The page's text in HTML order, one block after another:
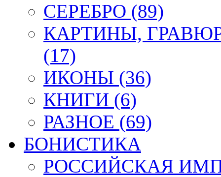
СЕРЕБРО (89)
КАРТИНЫ,
(17)
ИКОНЫ (36)
КНИГИ (6)
РАЗНОЕ (69)
БОНИСТИКА
РОССИЙСКАЯ